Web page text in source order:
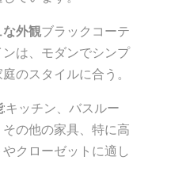
外観ブラックコーテ
は、モダンでシンプ
のスタイルに合う。
:キッチン、バスルー
の他の家具、特に高
クローゼットに適し